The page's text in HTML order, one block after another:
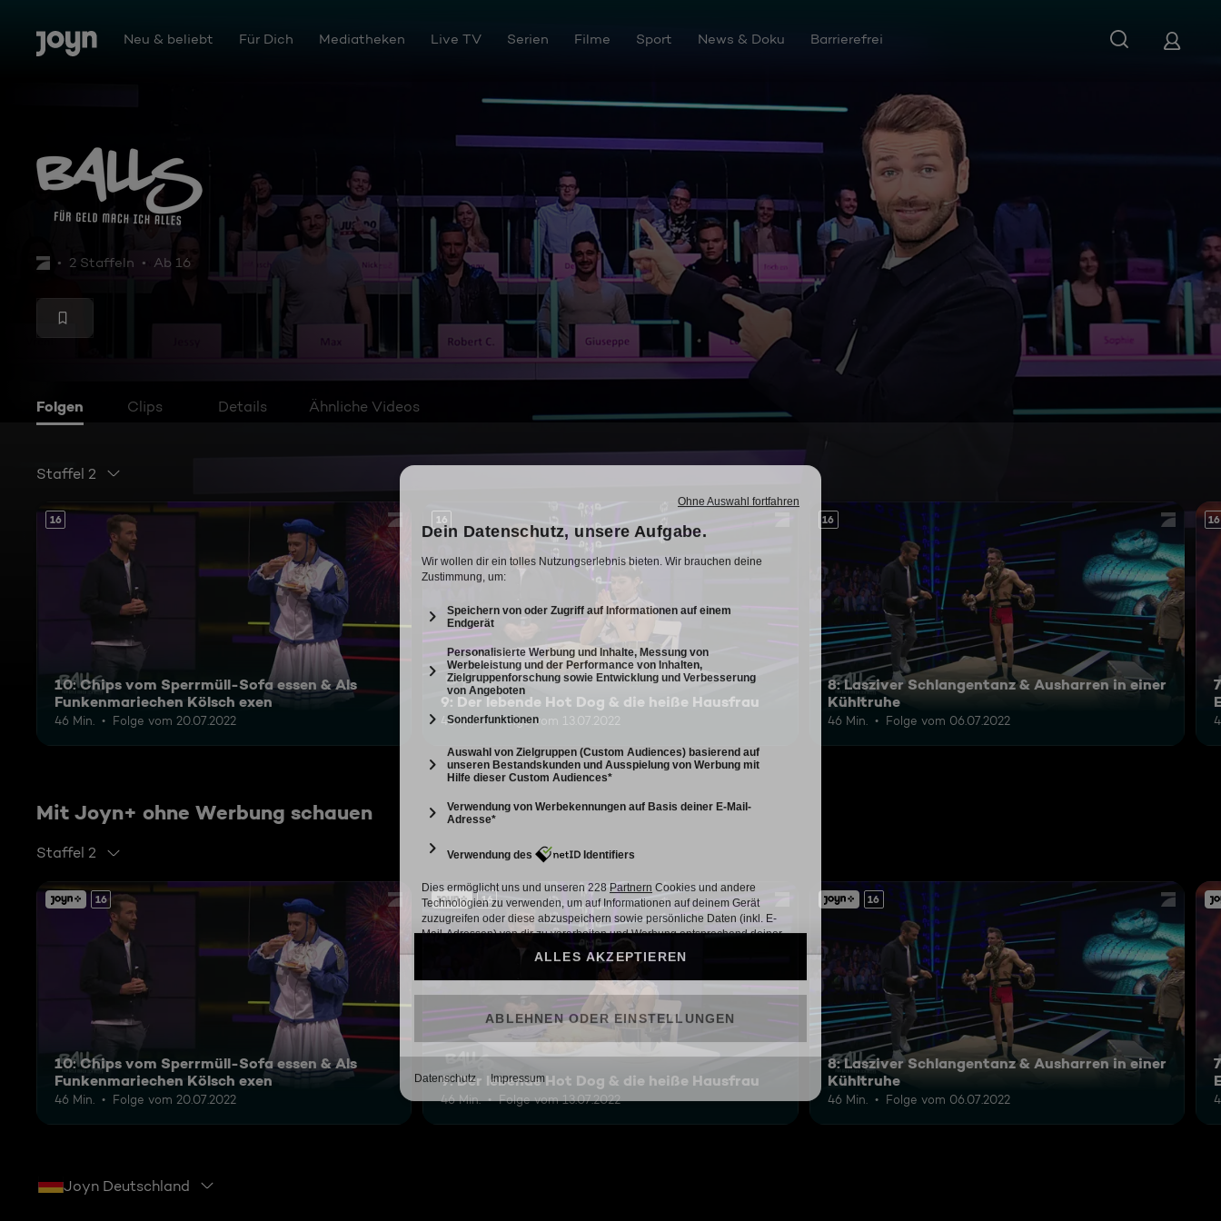
Zum Inhalt springen
Barrierefrei Neu & beliebt Für Dich Mediatheken Live TV Serien Filme Sport News & Doku Barrierefrei
Balls - für Geld mache ich alles
2 Staffeln Ab 16
Folgen Clips Details Ähnliche Videos
Staffel 2
16
10: Chips vom Sperrmüll-Sofa essen & Als
Funkenmariechen Kölsch exen
46 Min. Folge vom 20.07.2022
16
9: Der lebende Hot Dog & die heiße Hausfrau
46 Min. Folge vom 13.07.2022
16
8: Lasziver Schlangentanz & Ausharren in einer
Kühltruhe
46 Min. Folge vom 06.07.2022
16
Mit Joyn+ ohne Werbung schauen
Staffel 2
16
10: Chips vom Sperrmüll-Sofa essen & Als
Funkenmariechen Kölsch exen
46 Min. Folge vom 20.07.2022
16
9: Der lebende Hot Dog & die heiße Hausfrau
46 Min. Folge vom 13.07.2022
16
8: Lasziver Schlangentanz & Ausharren in einer
Kühltruhe
46 Min. Folge vom 06.07.2022
Joyn Deutschland